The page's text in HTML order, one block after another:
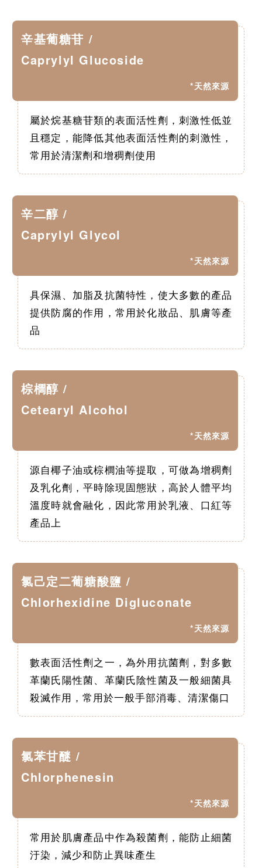
辛基葡糖苷 /
Caprylyl Glucoside
*天然來源
屬於烷基糖苷類的表面活性劑，刺激性低並
且穩定，能降低其他表面活性劑的刺激性，
常用於清潔劑和增稠劑使用
辛二醇 /
Caprylyl Glycol
*天然來源
具保濕、加脂及抗菌特性，使大多數的產品
提供防腐的作用，常用於化妝品、肌膚等產
品
棕櫚醇 /
Cetearyl Alcohol
*天然來源
源自椰子油或棕櫚油等提取，可做為增稠劑
及乳化劑，平時除現固態狀，高於人體平均
溫度時就會融化，因此常用於乳液、口紅等
產品上
氯己定二葡糖酸鹽 /
Chlorhexidine Digluconate
*天然來源
數表面活性劑之一，為外用抗菌劑，對多數
革蘭氏陽性菌、革蘭氏陰性菌及一般細菌具
殺滅作用，常用於一般手部消毒、清潔傷口
氯苯甘醚 /
Chlorphenesin
*天然來源
常用於肌膚產品中作為殺菌劑，能防止細菌
汙染，減少和防止異味產生